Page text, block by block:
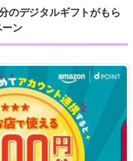
のデジタルギフトがもら
ン